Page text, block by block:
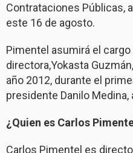
Contrataciones Públicas,
este 16 de agosto.
Pimentel asumirá el
directora,Yokasta
año 2012, durante el
presidente Danilo
¿Quien es Carlos
Carlos Pimentel es